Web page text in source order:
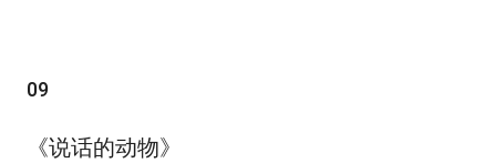
09
《说话的动物》